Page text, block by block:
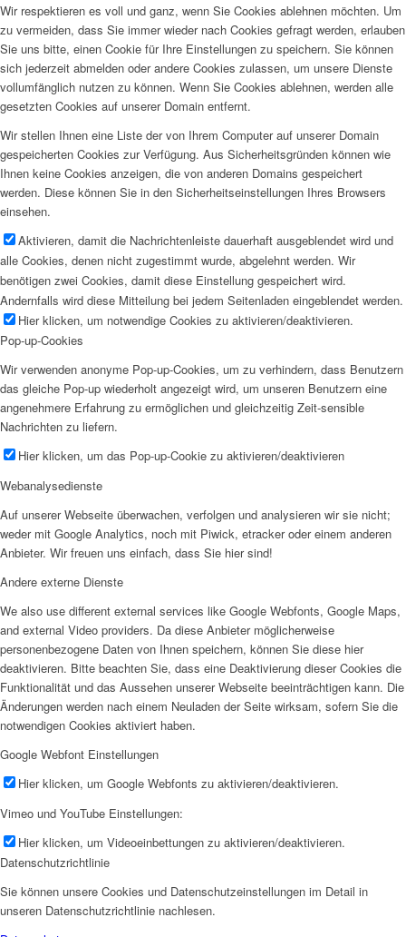
Wir respektieren es voll und ganz, wenn Sie Cookies ablehnen möchten. Um
zu vermeiden, dass Sie immer wieder nach Cookies gefragt werden, erlauben
Sie uns bitte, einen Cookie für Ihre Einstellungen zu speichern. Sie können
sich jederzeit abmelden oder andere Cookies zulassen, um unsere Dienste
vollumfänglich nutzen zu können. Wenn Sie Cookies ablehnen, werden alle
gesetzten Cookies auf unserer Domain entfernt.
Wir stellen Ihnen eine Liste der von Ihrem Computer auf unserer Domain
gespeicherten Cookies zur Verfügung. Aus Sicherheitsgründen können wie
Ihnen keine Cookies anzeigen, die von anderen Domains gespeichert
werden. Diese können Sie in den Sicherheitseinstellungen Ihres Browsers
einsehen.
Aktivieren, damit die Nachrichtenleiste dauerhaft ausgeblendet wird und
alle Cookies, denen nicht zugestimmt wurde, abgelehnt werden. Wir
benötigen zwei Cookies, damit diese Einstellung gespeichert wird.
Andernfalls wird diese Mitteilung bei jedem Seitenladen eingeblendet werden.
Hier klicken, um notwendige Cookies zu aktivieren/deaktivieren.
Pop-up-Cookies
Wir verwenden anonyme Pop-up-Cookies, um zu verhindern, dass Benutzern
das gleiche Pop-up wiederholt angezeigt wird, um unseren Benutzern eine
angenehmere Erfahrung zu ermöglichen und gleichzeitig Zeit-sensible
Nachrichten zu liefern.
Hier klicken, um das Pop-up-Cookie zu aktivieren/deaktivieren
Webanalysedienste
Auf unserer Webseite überwachen, verfolgen und analysieren wir sie nicht;
weder mit Google Analytics, noch mit Piwick, etracker oder einem anderen
Anbieter. Wir freuen uns einfach, dass Sie hier sind!
Andere externe Dienste
We also use different external services like Google Webfonts, Google Maps,
and external Video providers. Da diese Anbieter möglicherweise
personenbezogene Daten von Ihnen speichern, können Sie diese hier
deaktivieren. Bitte beachten Sie, dass eine Deaktivierung dieser Cookies die
Funktionalität und das Aussehen unserer Webseite beeinträchtigen kann. Die
Änderungen werden nach einem Neuladen der Seite wirksam, sofern Sie die
notwendigen Cookies aktiviert haben.
Google Webfont Einstellungen
Hier klicken, um Google Webfonts zu aktivieren/deaktivieren.
Vimeo und YouTube Einstellungen:
Hier klicken, um Videoeinbettungen zu aktivieren/deaktivieren.
Datenschutzrichtlinie
Sie können unsere Cookies und Datenschutzeinstellungen im Detail in
unseren Datenschutzrichtlinie nachlesen.